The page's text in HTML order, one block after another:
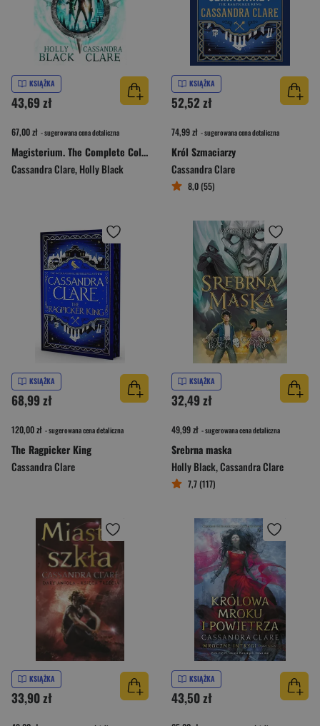
KSIĄŻKA
43,69 zł
67,00 zł - sugerowana cena detaliczna
Magisterium. The Complete Collection
Cassandra Clare,Holly Black
KSIĄŻKA
52,52 zł
74,99 zł - sugerowana cena detaliczna
Król Szmaciarzy
Cassandra Clare
8,0 (55)
KSIĄŻKA
68,99 zł
120,00 zł - sugerowana cena detaliczna
The Ragpicker King
Cassandra Clare
KSIĄŻKA
32,49 zł
49,99 zł - sugerowana cena detaliczna
Srebrna maska
Holly Black,Cassandra Clare
7,7 (117)
KSIĄŻKA
33,90 zł
KSIĄŻKA
43,50 zł